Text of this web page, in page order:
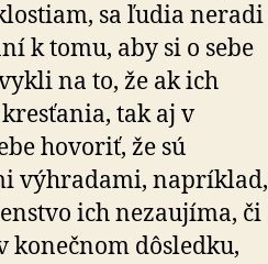
sa ľudia neradi
k tomu, aby si o sebe
na to, že ak ich
tak aj v
hovoriť, že sú
výhradami, napríklad,
ich nezaujíma, či
konečnom dôsledku,